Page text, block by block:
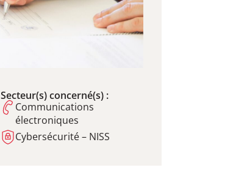
Secteur(s) concerné(s) :
Communications
électroniques
Cybersécurité – NISS